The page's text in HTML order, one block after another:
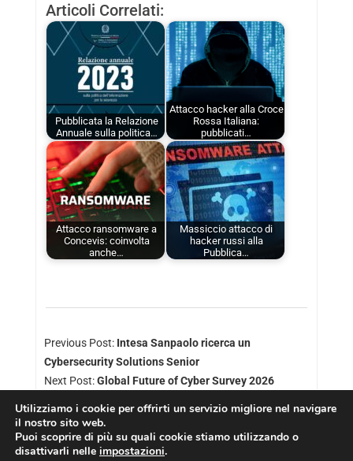
Articoli Correlati:
Pubblicata la Relazione
Annuale sulla politica…
Attacco hacker alla Croce
Rossa Italiana:
pubblicati…
Attacco ransomware a
Concevis: coinvolta
anche…
Massiccio attacco di
hacker russi alla
Pubblica…
Previous Post: Intesa Sanpaolo ricerca un
Cybersecurity Solutions Senior
Next Post:Global Future of Cyber Survey 2026
Utilizziamo i cookie per offrirti un servizio migliore nel navigare
il nostro sito web.
Puoi scoprire di più su quali cookie stiamo utilizzando o
disattivarli nelle impostazioni.